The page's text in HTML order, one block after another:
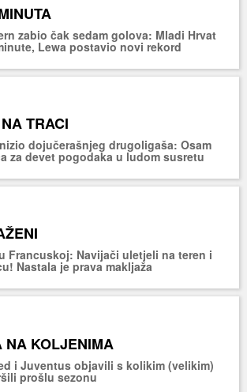
zabio čak sedam golova: Mladi Hrvat
Lewa postavio novi rekord
TRACI
dojučerašnjeg drugoligaša: Osam
za devet pogodaka u ludom susretu
Francuskoj: Navijači uletjeli na teren i
Nastala je prava makljaža
NA KOLJENIMA
i Juventus objavili s kolikim (velikim)
prošlu sezonu